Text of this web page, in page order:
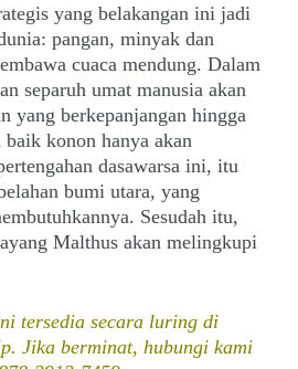
yang belakangan ini jadi
pangan, minyak dan
cuaca mendung. Dalam
separuh umat manusia akan
yang berkepanjangan hingga
konon hanya akan
dasawarsa ini, itu
bumi utara, yang
Sesudah itu,
Malthus akan melingkupi
tersedia secara luring di
Jika berminat, hubungi kami